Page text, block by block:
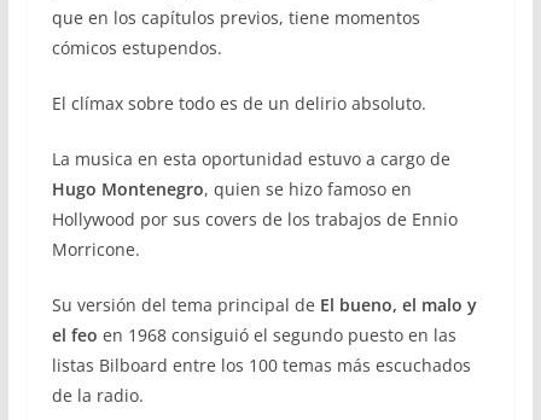
que en los capítulos previos, tiene momentos
cómicos estupendos.
El clímax sobre todo es de un delirio absoluto.
La musica en esta oportunidad estuvo a cargo de
Hugo Montenegro, quien se hizo famoso en
Hollywood por sus covers de los trabajos de Ennio
Morricone.
Su versión del tema principal de El bueno, el malo y
el feo en 1968 consiguió el segundo puesto en las
listas Bilboard entre los 100 temas más escuchados
de la radio.